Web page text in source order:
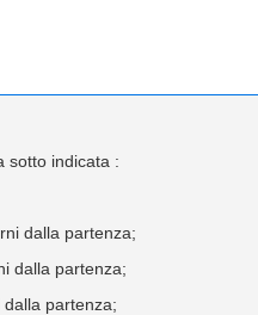
sotto indicata :
dalla partenza;
dalla partenza;
partenza;